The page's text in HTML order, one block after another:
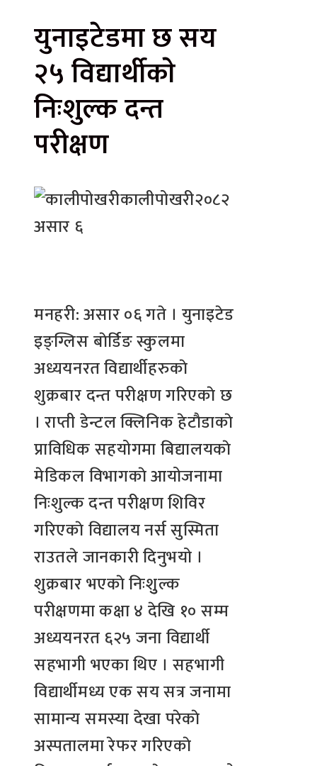
युनाइटेडमा छ सय
२५ विद्यार्थीकाे
निःशुल्क दन्त
परीक्षण
कालीपोखरी२०८२
असार ६
मनहरी: असार ०६ गते । युनाइटेड
इङ्ग्लिस बाेर्डिङ स्कुलमा
अध्ययनरत विद्यार्थीहरुकाे
शुक्रबार दन्त परीक्षण गरिएकाे छ
। राप्ती डेन्टल क्लिनिक हेटाैडाकाे
प्राविधिक सहयोगमा बिद्यालयकाे
मेडिकल विभागकाे आयोजनामा
निःशुल्क दन्त परीक्षण शिविर
गरिएकाे विद्यालय नर्स सुस्मिता
राउतले जानकारी दिनुभयो ।
शुक्रबार भएकाे निःशुुल्क
परीक्षणमा कक्षा ४ देखि १० सम्म
अध्ययनरत ६२५ जना विद्यार्थी
सहभागी भएका थिए । सहभागी
विद्यार्थीमध्य एक सय सत्र जनामा
सामान्य समस्या देखा परेकाे
अस्पतालमा रेफर गरिएकाे